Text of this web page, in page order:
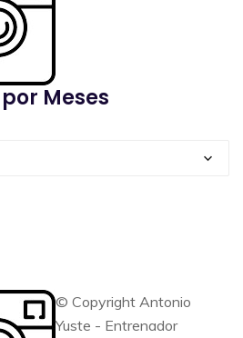
Meses
© Copyright Antonio
Yuste - Entrenador